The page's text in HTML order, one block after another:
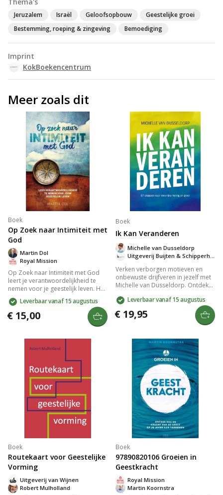
Jeruzalem Israël Geloofsopbouw
Geestelijke groei
Bestemming, roeping & zingeving
Bemoediging
Imprint
KokBoekencentrum
Meer zoals dit
Boek
Op Zoek naar Intimiteit met
God
Royal Mission
Martin Dol
Op Zoek naar Intimiteit met God
leert je verantwoordelijkheid te
nemen voor je geestelijk leven. Het
biedt praktische inzichten en
principes om een diepere relatie
met God te ontwikkelen. Dit boek
stimuleert je om bewuste keuzes te
maken en authentiek in je geloof te
verdiepen.
Leverbaar vanaf 15 augustus
€ 15,00
Boek
Ik Kan Veranderen
Michelle van Dusseldorp
Verken verborgen motieven en
onbewuste drijfveren in jezelf met
Michelle van Dusseldorp. Ontdek
principes leiden tot innerlijke
genezing en geestelijke
volwassenheid. Dit praktische boek
in elf stappen biedt levenslange
vastgelopen voelt.
Leverbaar vanaf 15 augustus
€ 19,95
Boek
Routekaart voor Geestelijke
Vorming
Robert Mulholland
Uitgeverij van Wijnen
Boek
97890820106 Groeien in
Geestkracht
Martin Koornstra
Royal Mission